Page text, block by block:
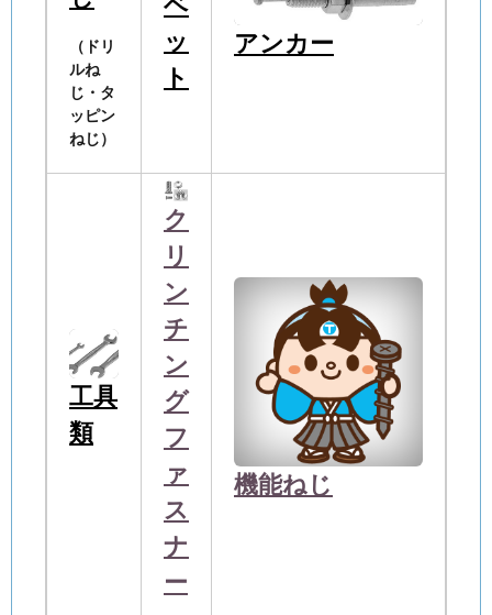
（ドリ
ルね
じ・タ
ッピン
ねじ）
ッ
ト
アンカー
工具
類
ク
リ
ン
チ
ン
グ
フ
ァ
ス
ナ
ー
機能ねじ